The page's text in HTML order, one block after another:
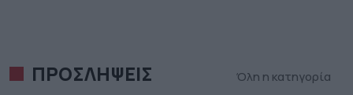
ΠΡΟΣΛΗΨΕΙΣ Όλη η κατηγορία